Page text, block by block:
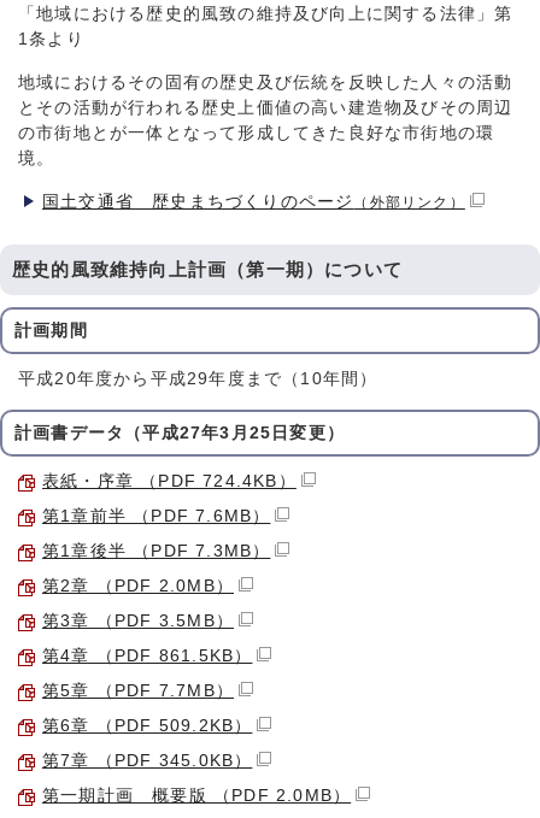
「地域における歴史的風致の維持及び向上に関する法律」第
1条より
地域におけるその固有の歴史及び伝統を反映した人々の活動
とその活動が行われる歴史上価値の高い建造物及びその周辺
の市街地とが一体となって形成してきた良好な市街地の環
境。
国土交通省 歴史まちづくりのページ （外部リンク）
歴史的風致維持向上計画（第一期）について
計画期間
平成20年度から平成29年度まで（10年間）
計画書データ（平成27年3月25日変更）
表紙・序章 （PDF 724.4KB）
第1章前半 （PDF 7.6MB）
第1章後半 （PDF 7.3MB）
第2章 （PDF 2.0MB）
第3章 （PDF 3.5MB）
第4章 （PDF 861.5KB）
第5章 （PDF 7.7MB）
第6章 （PDF 509.2KB）
第7章 （PDF 345.0KB）
第一期計画 概要版 （PDF 2.0MB）